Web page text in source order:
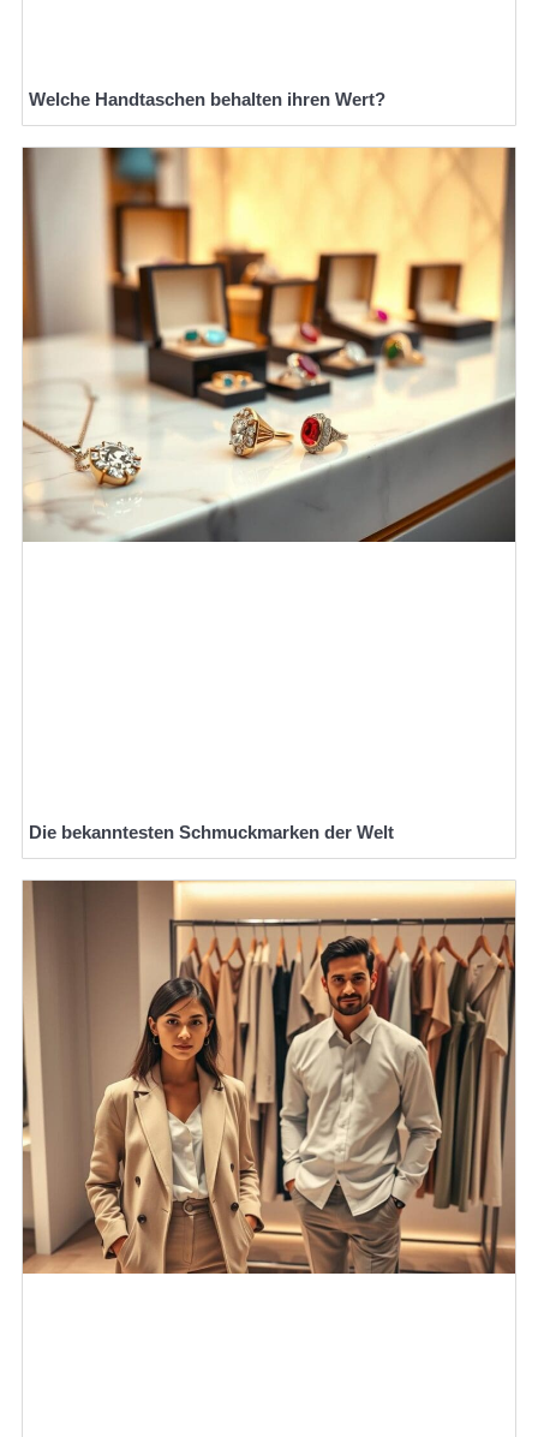
Welche Handtaschen behalten ihren Wert?
Die bekanntesten Schmuckmarken der Welt